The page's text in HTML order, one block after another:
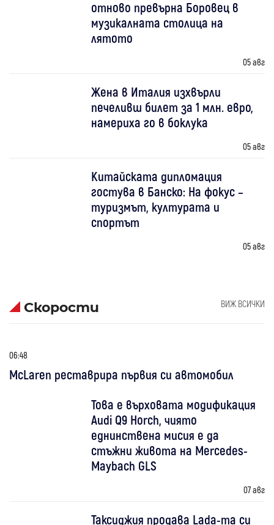
отново превърна Боровец в
музикалната столица на
лятото
05 авг
Жена в Италия изхвърли
печеливш билет за 1 млн. евро,
намериха го в боклука
05 авг
Китайската дипломация
гостува в Банско: На фокус –
туризмът, културата и
спортът
05 авг
Скорости ВИЖ ВСИЧКИ
06:48
McLaren реставрира първия си автомобил
Това е върховата модификация
Audi Q9 Horch, чиято
еднинствена мисия е да
стъжни живота на Mercedes-
Maybach GLS
07 авг
Таксиджия продава Lada-та си